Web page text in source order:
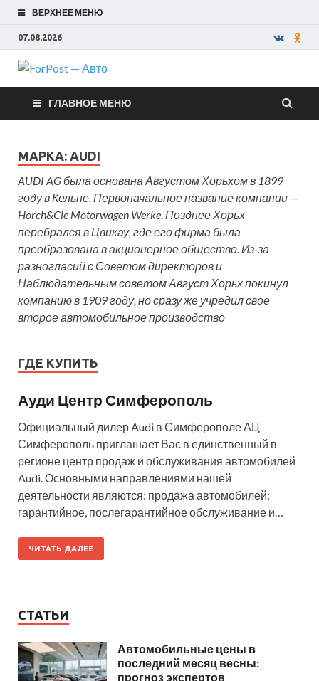
ВЕРХНЕЕ МЕНЮ
07.08.2026
ForPost —
Авто
ГЛАВНОЕ МЕНЮ
МАРКА: AUDI
AUDI AG была основана Августом Хорьхом в 1899
году в Кельне. Первоначальное название компании —
Horch&Cie Motorwagen Werke. Позднее Хорьх
перебрался в Цвикау, где его фирма была
преобразована в акционерное общество. Из-за
разногласий с Советом директоров и
Наблюдательным советом Август Хорьх покинул
компанию в 1909 году, но сразу же учредил свое
второе автомобильное производство
ГДЕ КУПИТЬ
Ауди Центр Симферополь
Официальный дилер Audi в Симферополе АЦ
Симферополь приглашает Вас в единственный в
регионе центр продаж и обслуживания автомобилей
Audi. Основными направлениями нашей
деятельности являются: продажа автомобилей;
гарантийное, послегарантийное обслуживание и…
ЧИТАТЬ ДАЛЕЕ
СТАТЬИ
Автомобильные цены в
последний месяц весны:
прогноз экспертов